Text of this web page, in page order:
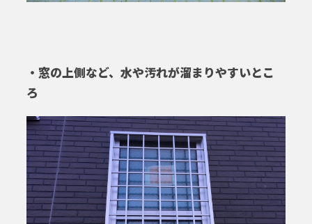
・窓の上側など、水や汚れが溜まりやすいとこ
ろ